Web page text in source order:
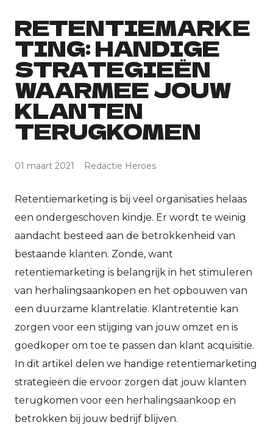
RETENTIEMARKE
TING: HANDIGE
STRATEGIEËN
WAARMEE JOUW
KLANTEN
TERUGKOMEN
01 maart 2021 Redactie Heroes
Retentiemarketing is bij veel organisaties helaas
een ondergeschoven kindje. Er wordt te weinig
aandacht besteed aan de betrokkenheid van
bestaande klanten. Zonde, want
retentiemarketing is belangrijk in het stimuleren
van herhalingsaankopen en het opbouwen van
een duurzame klantrelatie. Klantretentie kan
zorgen voor een stijging van jouw omzet en is
goedkoper om toe te passen dan klant acquisitie.
In dit artikel delen we handige retentiemarketing
strategieën die ervoor zorgen dat jouw klanten
terugkomen voor een herhalingsaankoop en
betrokken bij jouw bedrijf blijven.